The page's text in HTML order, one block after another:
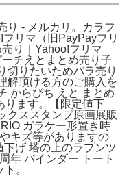
り - メルカリ。カラフ
リマ（旧PayPayフリ
り｜Yahoo!フリマ
チえとまとめ売り子
切りたいためバラ売り
解頂ける方のご購入を
からぴち えと まとめ
ります。【限定値下
ススタンプ原画展販
ガラケー形置き時
キズ等がありますの
げ 塔の上のラプンツ
年 バインダー トート
。